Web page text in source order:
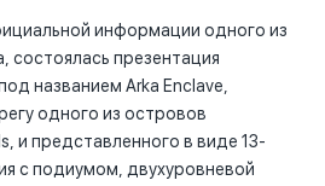
информации одного из
состоялась презентация
названием Arka Enclave,
одного из островов
и представленного в виде 13-
с подиумом, двухуровневой